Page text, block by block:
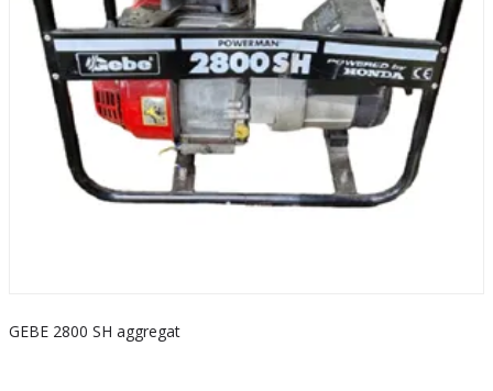
GEBE 2800 SH aggregat